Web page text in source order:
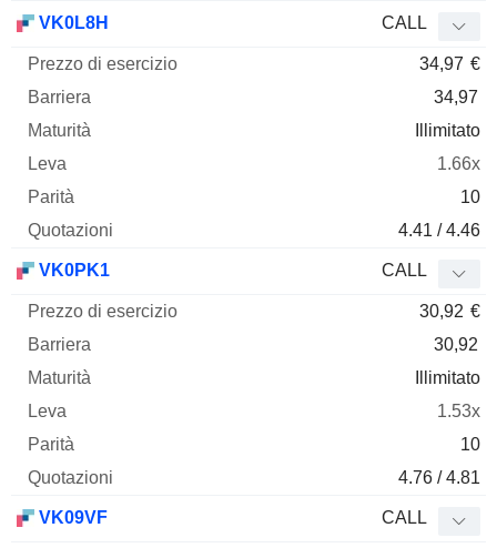
VK0L8H CALL
34,97 €
34,97
Illimitato
1.66x
10
4.41 / 4.46
VK0PK1 CALL
30,92 €
30,92
Illimitato
1.53x
10
4.76 / 4.81
VK09VF CALL